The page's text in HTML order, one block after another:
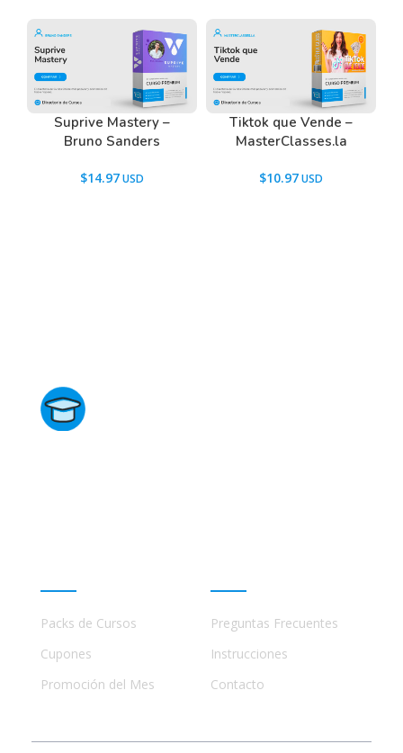
Suprive Mastery –
Bruno Sanders
$14.97
Tiktok que Vende –
MasterClasses.la
$10.97
Packs de Cursos
Cupones
Promoción del Mes
Preguntas Frecuentes
Instrucciones
Contacto